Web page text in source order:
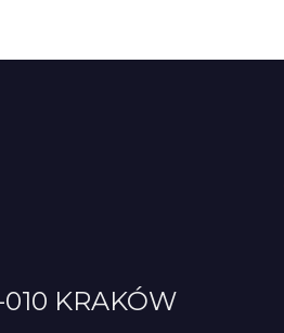
KRAKÓW